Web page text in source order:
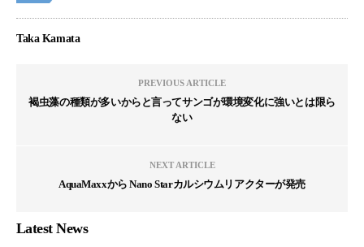
Taka Kamata
PREVIOUS ARTICLE
褐虫藻の種類が多いからと言ってサンゴが環境変化に強いとは限ら
ない
NEXT ARTICLE
AquaMaxxから Nano Starカルシウムリアクターが発売
Latest News